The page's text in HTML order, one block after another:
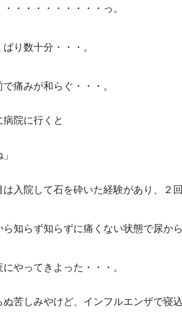
・・・・・・・・・っ。
り数十分・・・。
痛みが和らぐ・・・。
院に行くと
入院して石を砕いた経験があり、２
知らず知らずに痛くない状態で尿から
やってきよった・・・。
苦しみやけど、インフルエンザで寝